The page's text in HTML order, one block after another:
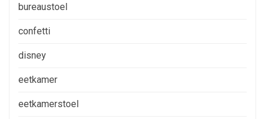
bureaustoel
confetti
disney
eetkamer
eetkamerstoel